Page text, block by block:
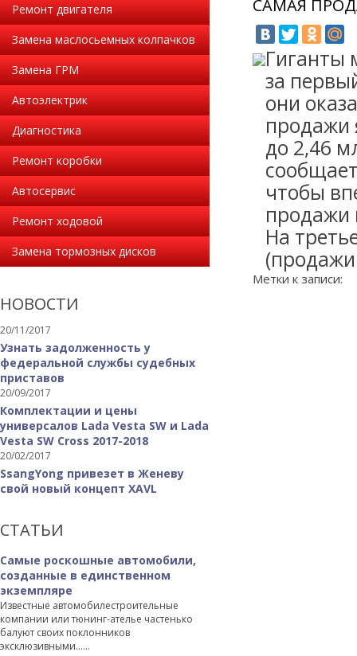
Ремонт двигателя
Замена маслосьемных колпачков
Замена ГРМ
Автоэлектрик
Диагностика
Ремонт коробки
Автосервис
Ремонт ходовой
Замена тормозных дисков
НОВОСТИ
20/11/2017
Узнать задолженность у
федеральной службы судебных
приставов
20/09/2017
Комплектации и цены
универсалов Lada Vesta SW и Lada
Vesta SW Cross 2017-2018
20/02/2017
SsangYong привезет в Женеву
свой новый концепт XAVL
СТАТЬИ
Самые роскошные автомобили,
созданные в единственном
экземпляре
Известные автомобилестроительные
компании или тюнинг-ателье частенько
балуют своих поклонников
эксклюзивными…...
САМАЯ
Гиганты
за
они
продажи
до 2,46
чтобы
продажи
На
Метки к записи: